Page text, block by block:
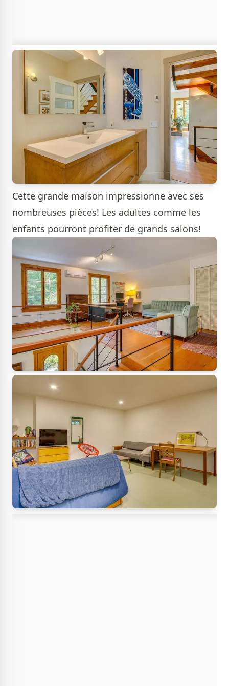
Cette grande maison impressionne avec ses
nombreuses pièces! Les adultes comme les
enfants pourront profiter de grands salons!